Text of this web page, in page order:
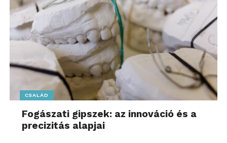
hogy élményszerűvé tegyék a tanulást új kreatív
módszerekkel, például green screen videózással,
stop motion animációk készítésével és kiterjesztett
valóság alkalmazásokkal. Az iPadek lehetőséget
nyújtanak olyan fejlesztőeszközök bevezetésére is,
amelyek még hatékonyabbá tehetik az egyéni és
csoportos gyógypedagógiai foglalkozásokat.
A 2025-ös iSkola pályázatot két együttműködő
partner is támogatta: a PanzerGlass védőfóliákkal, az
CSALÁD
Fogászati gipszek: az innováció és a
precizitás alapjai